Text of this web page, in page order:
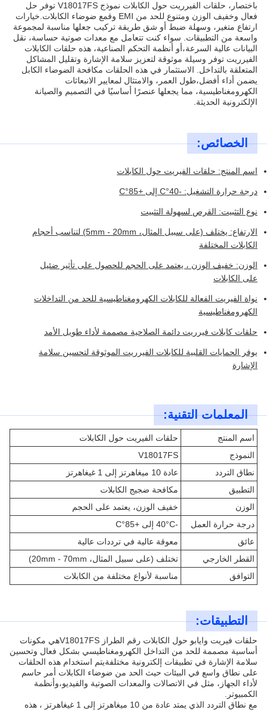
باختصار، حلقات الفيرريت حول الكابلات نموذج V18017FS توفر حل
فعال وخفيف الوزن ومتنوع للحد من EMI وقمع ضوضاء الكابلات.خيارات
ارتفاع متغير، وسهلة ضبط أو شق طريقة تركيب جعلها مناسبة لمجموعة
واسعة من التطبيقات. سواء كنت تتعامل مع معدات صوتية حساسة، نقل
البيانات عالية السرعة،أو أنظمة التحكم الصناعية، هذه حلقات الكابلات
الفيرريت توفر وسيلة موثوقة لتعزيز سلامة الإشارة وتقليل المشاكل
المتعلقة بالتداخل. الاستثمار في هذه الحلقات مكافحة الضوضاء الكابل
يضمن أداء أفضل،طول العمر، والامتثال لمعايير الانبعاثات
الكهرومغناطيسية، مما يجعلها عنصرًا أساسيًا في التصميم والصيانة
الإلكترونية الحديثة.
الخصائص:
اسم المنتج: حلقات الفيريت حول الكابلات
درجة حرارة التشغيل: -40°C إلى +85°C
نوع التثبيت: القرص لسهولة التثبيت
الارتفاع: يختلف (على سبيل المثال، 5mm - 20mm) لتناسب أحجام
الكابلات المختلفة
الوزن: خفيف الوزن ، يعتمد على الحجم للحصول على تأثير ضئيل
على الكابلات
نواة الفيريت الفعالة للكابلات الكهرومغناطيسية للحد من التداخلات
الكهرومغناطيسية
حلقات كابلات فيرريت دائمة الصلاحية مصممة لأداء طويل الأمد
يوفر الحمايات القلبية للكابلات الفيرريت الموثوقة لتحسين سلامة
الإشارة
المعلمات التقنية:
اسم المنتج
حلقات الفيريت حول الكابلات
النموذج
V18017FS
نطاق التردد
عادة 10 ميغاهرتز إلى 1 غيغاهرتز
التطبيق
مكافحة ضجيج الكابلات
الوزن
خفيف الوزن، يعتمد على الحجم
درجة حرارة العمل
-40°C إلى +85°C
عائق
معوقة عالية في ترددات عالية
القطر الخارجي
تختلف (على سبيل المثال، 20mm - 70mm)
التوافق
مناسبة لأنواع مختلفة من الكابلات
التطبيقات:
حلقات فيريت وايابو حول الكابلات رقم الطراز V18017FSهي مكونات
أساسية مصممة للحد من التداخل الكهرومغناطيسي بشكل فعال وتحسين
سلامة الإشارة في تطبيقات إلكترونية مختلفةيتم استخدام هذه الحلقات
على نطاق واسع في البيئات حيث الحد من ضوضاء الكابلات أمر حاسم
لأداء الجهاز، مثل في الاتصالات والمعدات الصوتية والفيديو،وأنظمة
الكمبيوتر.
مع نطاق التردد الذي يمتد عادة من 10 ميغاهرتز إلى 1 غيغاهرتز ، هذه